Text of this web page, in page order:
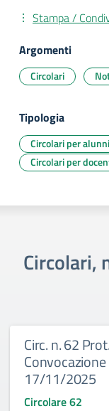
Stampa /
Argomenti
Circolari
Tipologia
Circolari per
Circolari per
Circolari,
Circ. n. 62
17/11/2025
Circolare 62